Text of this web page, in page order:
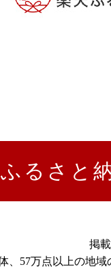
ふるさと
掲
、57万点以上の地